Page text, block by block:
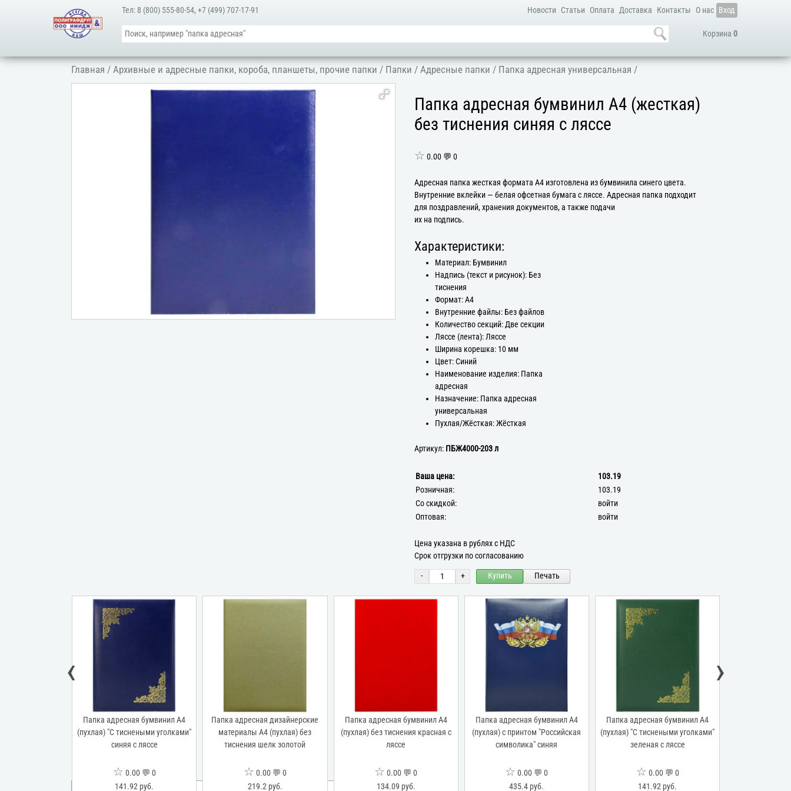
Новости Статьи Оплата Доставка Контакты О нас Вход
Корзина 0
Тел: 8 (800) 555-80-54,+7 (499) 707-17-91
Главная /Архивные и адресные папки, короба, планшеты, прочие папки / Папки /Адресные папки / Папка адресная универсальная /
Папка адресная бумвинил А4 (жесткая)
без тиснения синяя с ляссе
☆ 0.00 💬 0
Адресная папка жесткая формата А4 изготовлена из бумвинила синего цвета.
Внутренние вклейки — белая офсетная бумага с ляссе. Адресная папка подходит
для поздравлений, хранения документов, а также подачи
их на подпись.
Характеристики:
Материал: Бумвинил
Надпись (текст и рисунок): Без
тиснения
Формат: А4
Внутренние файлы: Без файлов
Количество секций: Две секции
Ляссе (лента): Ляссе
Ширина корешка: 10 мм
Цвет: Синий
Наименование изделия: Папка
адресная
Назначение: Папка адресная
универсальная
Пухлая/Жёсткая: Жёсткая
Артикул: ПБЖ4000-203 л
Ваша цена:
103.19
Розничная:
103.19
Со скидкой:
войти
Оптовая:
войти
Цена указана в рублях с НДС
Срок отгрузки по согласованию
- + Купить Печать
Папка адресная бумвинил А4
(пухлая) "С тиснеными уголками"
синяя с ляссе
☆ 0.00 💬 0
141.92 руб.
Папка адресная дизайнерские
материалы А4 (пухлая) без
тиснения шелк золотой
☆ 0.00 💬 0
219.2 руб.
Папка адресная бумвинил А4
(пухлая) без тиснения красная с
ляссе
☆ 0.00 💬 0
134.09 руб.
Папка адресная бумвинил А4
(пухлая) с принтом "Российская
символика" синяя
☆ 0.00 💬 0
435.4 руб.
Папка адресная бумвинил А4
(пухлая) "С тиснеными уголками"
зеленая с ляссе
☆ 0.00 💬 0
141.92 руб.
‹ ›